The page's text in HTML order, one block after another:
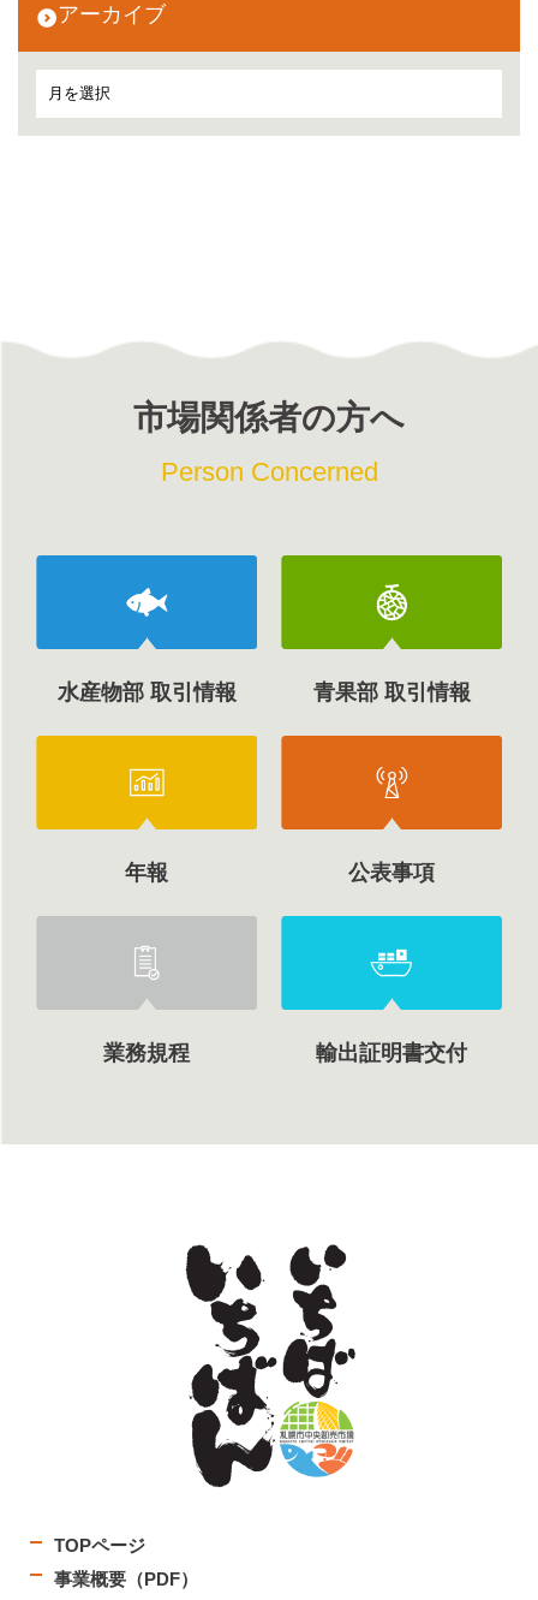
アーカイブ
市場関係者の方へ
Person Concerned
水産物部 取引情報 青果部 取引情報
年報 公表事項
業務規程 輸出証明書交付
TOPページ
事業概要（PDF）